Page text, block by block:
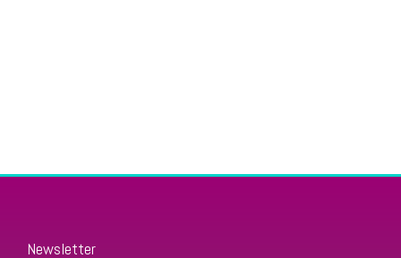
Newsletter